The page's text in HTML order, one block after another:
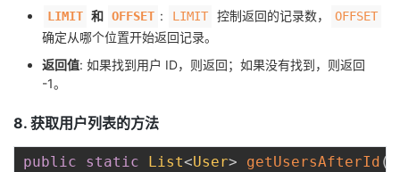
LIMIT 和 OFFSET : LIMIT 控制返回的记录数， OFFSET
确定从哪个位置开始返回记录。
返回值: 如果找到用户 ID，则返回；如果没有找到，则返回
-1。
8. 获取用户列表的方法
public static List<User> getUsersAfterId (